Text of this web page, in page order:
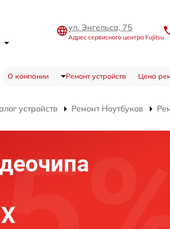
ул. Энгельса, 75
Адрес сервисного центра Fujitsu
О компании Ремонт устройств Цена
устройств Ремонт Ноутбуков